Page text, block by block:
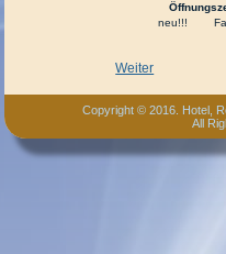
neu!!!
Weiter
Copyright © 2016. Hotel,
All